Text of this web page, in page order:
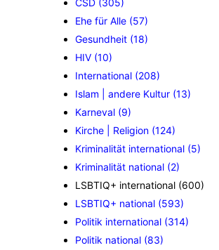
CSD (305)
Ehe für Alle (57)
Gesundheit (18)
HIV (10)
International (208)
Islam | andere Kultur (13)
Karneval (9)
Kirche | Religion (124)
Kriminalität international (5)
Kriminalität national (2)
LSBTIQ+ international (600)
LSBTIQ+ national (593)
Politik international (314)
Politik national (83)